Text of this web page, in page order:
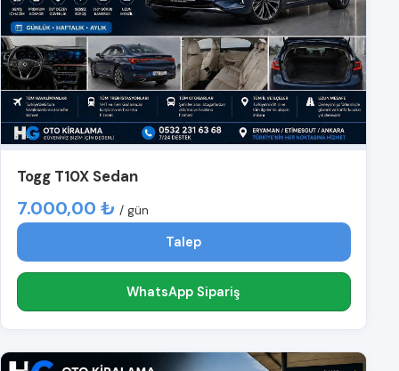
Togg T10X Sedan
7.000,00 ₺ / gün
Talep
WhatsApp Sipariş